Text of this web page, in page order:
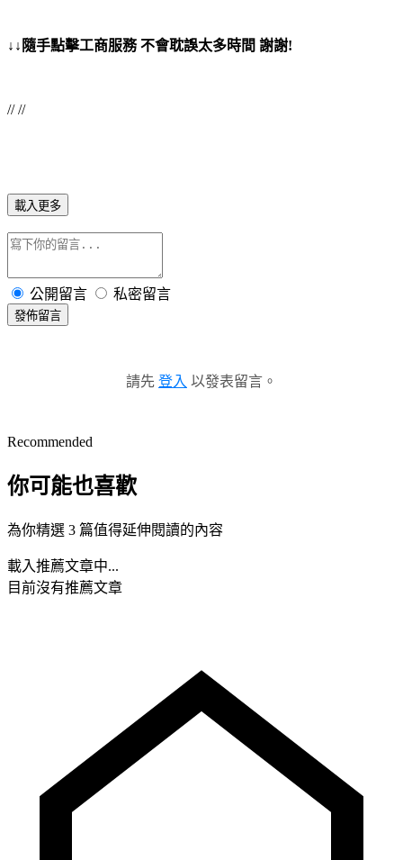
↓↓隨手點擊工商服務 不會耽誤太多時間 謝謝!
// //
載入更多
公開留言 私密留言
發佈留言
請先 登入 以發表留言。
Recommended
你可能也喜歡
為你精選 3 篇值得延伸閱讀的內容
載入推薦文章中...
目前沒有推薦文章